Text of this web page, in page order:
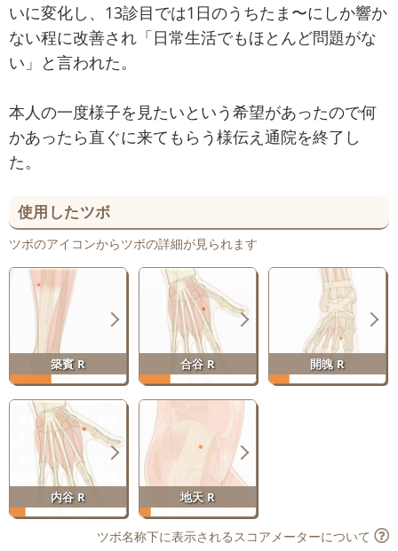
いに変化し、13診目では1日のうちたま〜にしか響か
ない程に改善され「日常生活でもほとんど問題がな
い」と言われた。
本人の一度様子を見たいという希望があったので何
かあったら直ぐに来てもらう様伝え通院を終了し
た。
使用したツボ
ツボのアイコンからツボの詳細が見られます
築賓 R 合谷 R 開魄 R
内谷 R 地天 R
ツボ名称下に表示されるスコアメーターについて